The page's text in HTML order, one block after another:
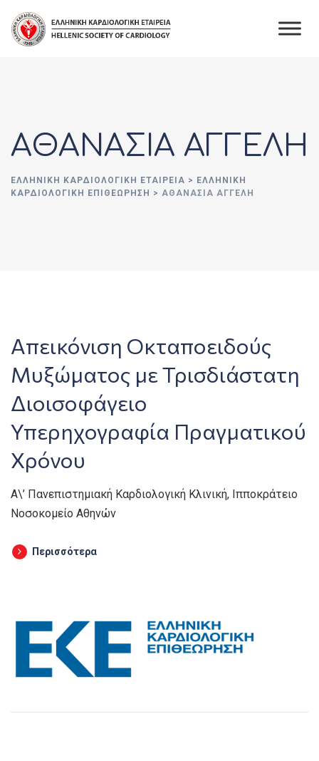
content
ΑΘΑΝΑΣΙΑ ΑΓΓΕΛΗ
ΕΛΛΗΝΙΚΉ ΚΑΡΔΙΟΛΟΓΙΚΉ ΕΤΑΙΡΕΊΑ > ΕΛΛΗΝΙΚΗ
ΚΑΡΔΙΟΛΟΓΙΚΗ ΕΠΙΘΕΩΡΗΣΗ > ΑΘΑΝΑΣΙΑ ΑΓΓΕΛΗ
Απεικόνιση Οκταποειδούς
Μυξώματος με Τρισδιάστατη
Διοισοφάγειο
Υπερηχογραφία Πραγματικού
Χρόνου
Α\’ Πανεπιστημιακή Καρδιολογική Κλινική, Ιπποκράτειο
Νοσοκομείο Αθηνών
Περισσότερα